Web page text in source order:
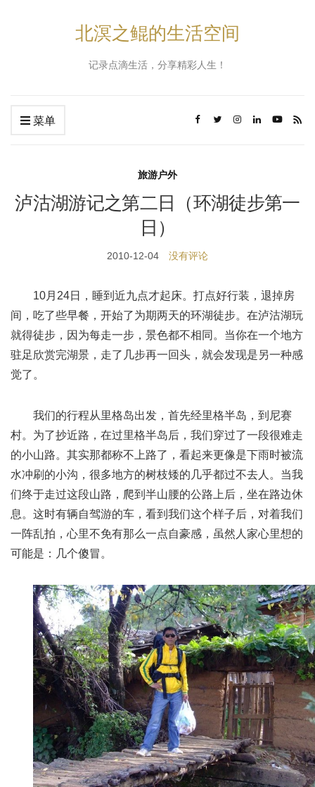
北溟之鲲的生活空间
记录点滴生活，分享精彩人生！
菜单
旅游户外
泸沽湖游记之第二日（环湖徒步第一
日）
2010-12-04 没有评论
10月24日，睡到近九点才起床。打点好行装，退掉房
间，吃了些早餐，开始了为期两天的环湖徒步。在泸沽湖玩
就得徒步，因为每走一步，景色都不相同。当你在一个地方
驻足欣赏完湖景，走了几步再一回头，就会发现是另一种感
觉了。
我们的行程从里格岛出发，首先经里格半岛，到尼赛
村。为了抄近路，在过里格半岛后，我们穿过了一段很难走
的小山路。其实那都称不上路了，看起来更像是下雨时被流
水冲刷的小沟，很多地方的树枝矮的几乎都过不去人。当我
们终于走过这段山路，爬到半山腰的公路上后，坐在路边休
息。这时有辆自驾游的车，看到我们这个样子后，对着我们
一阵乱拍，心里不免有那么一点自豪感，虽然人家心里想的
可能是：几个傻冒。